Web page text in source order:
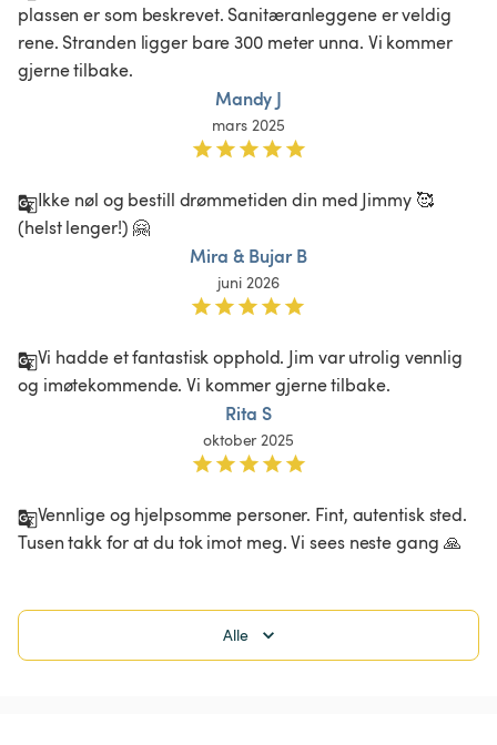
plassen er som beskrevet. Sanitæranleggene er veldig
rene. Stranden ligger bare 300 meter unna. Vi kommer
gjerne tilbake.
Mandy J
mars 2025
Ikke nøl og bestill drømmetiden din med Jimmy 🥰
(helst lenger!) 🤗
Mira & Bujar B
juni 2026
Vi hadde et fantastisk opphold. Jim var utrolig vennlig
og imøtekommende. Vi kommer gjerne tilbake.
Rita S
oktober 2025
Vennlige og hjelpsomme personer. Fint, autentisk sted.
Tusen takk for at du tok imot meg. Vi sees neste gang 🙏
Alle